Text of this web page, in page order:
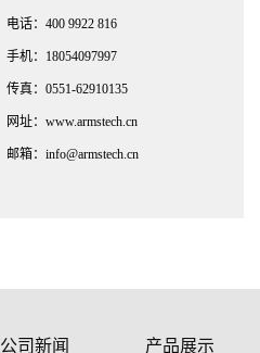
电话：400 9922 816
手机：18054097997
传真：0551-62910135
网址：www.armstech.cn
邮箱：info@armstech.cn
公司新闻 产品展示